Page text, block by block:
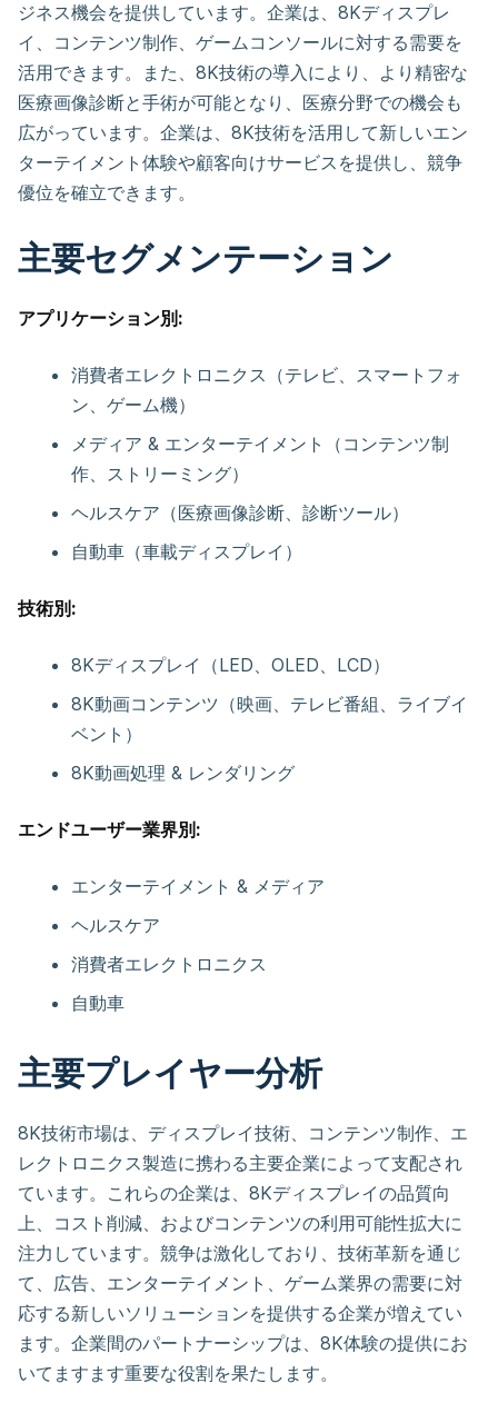
ジネス機会を提供しています。企業は、8Kディスプレ
イ、コンテンツ制作、ゲームコンソールに対する需要を
活用できます。また、8K技術の導入により、より精密な
医療画像診断と手術が可能となり、医療分野での機会も
広がっています。企業は、8K技術を活用して新しいエン
ターテイメント体験や顧客向けサービスを提供し、競争
優位を確立できます。
主要セグメンテーション
アプリケーション別:
消費者エレクトロニクス（テレビ、スマートフォ
ン、ゲーム機）
メディア & エンターテイメント（コンテンツ制
作、ストリーミング）
ヘルスケア（医療画像診断、診断ツール）
自動車（車載ディスプレイ）
技術別:
8Kディスプレイ（LED、OLED、LCD）
8K動画コンテンツ（映画、テレビ番組、ライブイ
ベント）
8K動画処理 & レンダリング
エンドユーザー業界別:
エンターテイメント & メディア
ヘルスケア
消費者エレクトロニクス
自動車
主要プレイヤー分析
8K技術市場は、ディスプレイ技術、コンテンツ制作、エ
レクトロニクス製造に携わる主要企業によって支配され
ています。これらの企業は、8Kディスプレイの品質向
上、コスト削減、およびコンテンツの利用可能性拡大に
注力しています。競争は激化しており、技術革新を通じ
て、広告、エンターテイメント、ゲーム業界の需要に対
応する新しいソリューションを提供する企業が増えてい
ます。企業間のパートナーシップは、8K体験の提供にお
いてますます重要な役割を果たします。